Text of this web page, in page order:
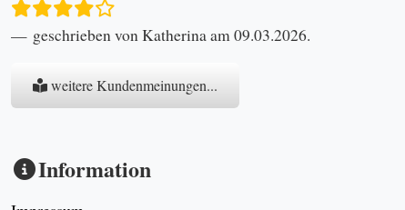
geschrieben von Katherina am 09.03.2026.
weitere Kundenmeinungen...
Information